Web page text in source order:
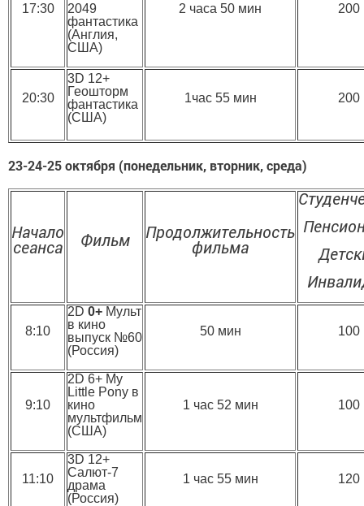
17:30
2049
фантастика
(Англия,
США)
2 часа 50 мин 200
20:30
3D 12+
Геошторм
фантастика
(США)
1час 55 мин 200
23-24-25 октября (понедельник, вторник, среда)
Начало
сеанса Фильм Продолжительность
фильма
8:10
2D 0+ Мульт
в кино
выпуск №60
(Россия)
50 мин 100
9:10
2D 6+ My
Little Pony в
кино
мультфильм
(США)
1 час 52 мин 100
11:10
3D 12+
Салют-7
драма
(Россия)
1 час 55 мин 120